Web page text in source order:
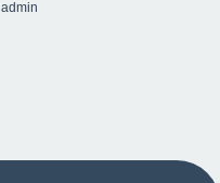
admin